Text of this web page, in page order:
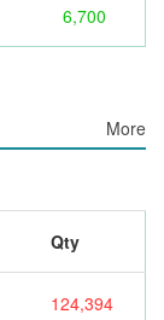
6,700
More
Qty
124,394